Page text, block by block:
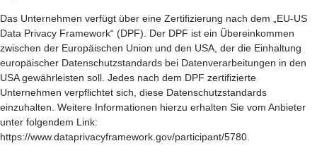
Das Unternehmen verfügt über eine Zertifizierung nach dem „EU-US
Data Privacy Framework“ (DPF). Der DPF ist ein Übereinkommen
zwischen der Europäischen Union und den USA, der die Einhaltung
europäischer Datenschutzstandards bei Datenverarbeitungen in den
USA gewährleisten soll. Jedes nach dem DPF zertifizierte
Unternehmen verpflichtet sich, diese Datenschutzstandards
einzuhalten. Weitere Informationen hierzu erhalten Sie vom Anbieter
unter folgendem Link:
https://www.dataprivacyframework.gov/participant/5780